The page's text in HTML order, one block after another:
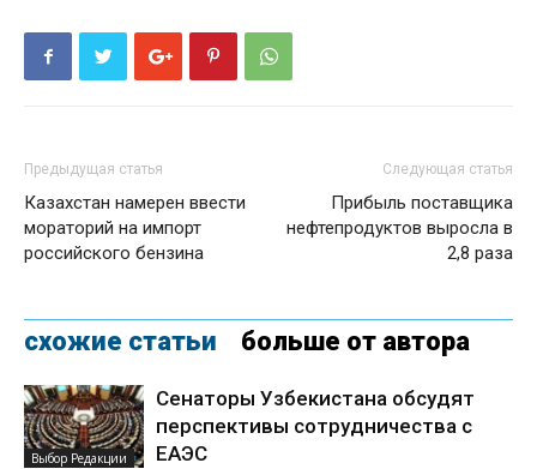
Предыдущая статья
Казахстан намерен ввести
мораторий на импорт
российского бензина
Следующая статья
Прибыль поставщика
нефтепродуктов выросла в
2,8 раза
схожие статьи больше от автора
Выбор Редакции
Сенаторы Узбекистана обсудят
перспективы сотрудничества с
ЕАЭС